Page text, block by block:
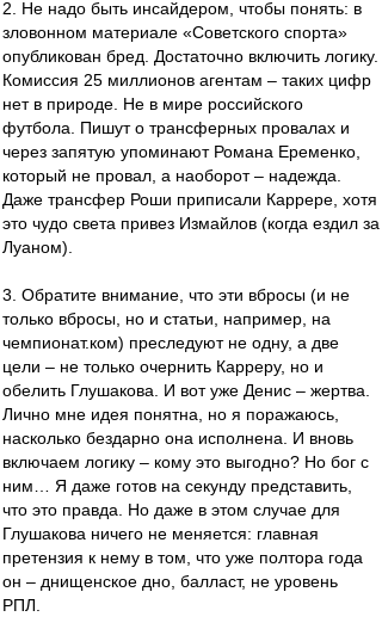
2. Не надо быть инсайдером, чтобы понять: в
зловонном материале «Советского спорта»
опубликован бред. Достаточно включить логику.
Комиссия 25 миллионов агентам – таких цифр
нет в природе. Не в мире российского
футбола. Пишут о трансферных провалах и
через запятую упоминают Романа Еременко,
который не провал, а наоборот – надежда.
Даже трансфер Роши приписали Каррере, хотя
это чудо света привез Измайлов (когда ездил за
Луаном).
3. Обратите внимание, что эти вбросы (и не
только вбросы, но и статьи, например, на
чемпионат.ком) преследуют не одну, а две
цели – не только очернить Карреру, но и
обелить Глушакова. И вот уже Денис – жертва.
Лично мне идея понятна, но я поражаюсь,
насколько бездарно она исполнена. И вновь
включаем логику – кому это выгодно? Но бог с
ним… Я даже готов на секунду представить,
что это правда. Но даже в этом случае для
Глушакова ничего не меняется: главная
претензия к нему в том, что уже полтора года
он – днищенское дно, балласт, не уровень
РПЛ.